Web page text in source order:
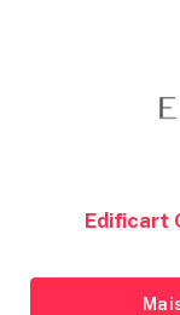
Edificart